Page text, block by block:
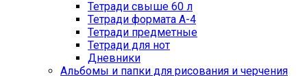
Тетради свыше 60 л
Тетради формата А-4
Тетради предметные
Тетради для нот
Дневники
Альбомы и папки для рисования и черчения